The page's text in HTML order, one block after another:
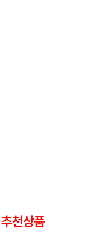
추천상품